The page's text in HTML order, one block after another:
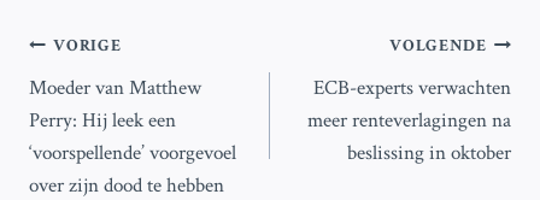
Bericht
navigatie
VORIGE
Moeder van Matthew
Perry: Hij leek een
‘voorspellende’ voorgevoel
over zijn dood te hebben
VOLGENDE
ECB-experts verwachten
meer renteverlagingen na
beslissing in oktober